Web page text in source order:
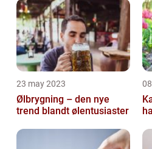
23 may 2023
Ølbrygning – den nye
trend blandt ølentusiaster